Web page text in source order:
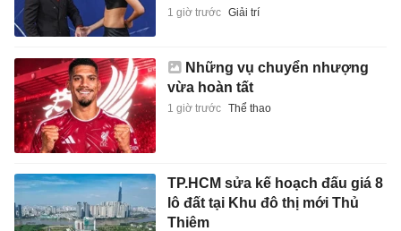
1 giờ trước Giải trí
Những vụ chuyển nhượng
vừa hoàn tất
1 giờ trước Thể thao
TP.HCM sửa kế hoạch đấu giá 8
lô đất tại Khu đô thị mới Thủ
Thiêm